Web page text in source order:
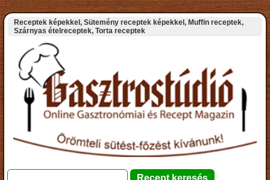
Receptek képekkel, Sütemény receptek képekkel, Muffin receptek,
Szárnyas ételreceptek, Torta receptek